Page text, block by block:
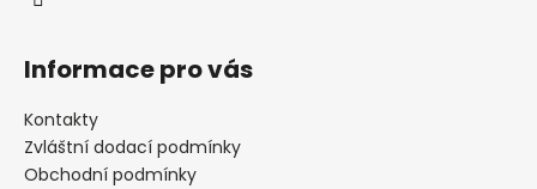
Informace pro vás
Kontakty
Zvláštní dodací podmínky
Obchodní podmínky